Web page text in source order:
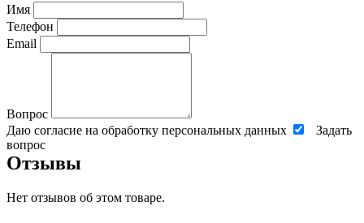
Имя
Телефон
Email
Вопрос
Даю согласие на обработку персональных данных
Задать
вопрос
Отзывы
Нет отзывов об этом товаре.